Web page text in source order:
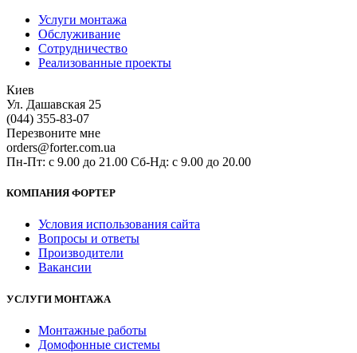
Услуги монтажа
Обслуживание
Сотрудничество
Реализованные проекты
Киев
Ул. Дашавская 25
(044) 355-83-07
Перезвоните мне
orders@forter.com.ua
Пн-Пт: с 9.00 до 21.00 Сб-Нд: с 9.00 до 20.00
КОМПАНИЯ ФОРТЕР
Условия использования сайта
Вопросы и ответы
Производители
Вакансии
УСЛУГИ МОНТАЖА
Монтажные работы
Домофонные системы